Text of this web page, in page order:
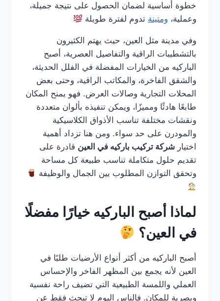
خطوة أساسية لضمان الحصول على نتيجة جميلة،
وعملية، ومتينة تدوم لفترة طويلة
وفي مدينة مثل العين، حيث يهتم الكثيرون
بالتشطيبات الراقية والتفاصيل العصرية، أصبح
الباركيه من الخيارات المفضلة في الفلل الحديثة،
والشقق الفاخرة، والمكاتب الراقية، وحتى بعض
المحلات التجارية وصالات العرض. فهو يمنح المكان
طابعًا هادئًا ومميزًا، ويمكن تنفيذه بألوان متعددة
ونقشات مختلفة تناسب الأذواق الكلاسيكية
والمودرن على حد سواء. ومن هنا تزداد أهمية
اختيار شركة تركيب باركيه في العين قادرة على
تقديم حلول متكاملة تناسب طبيعة كل مساحة
وتحقق التوازن المطلوب بين الجمال والوظيفة
لماذا أصبح الباركيه خيارًا مفضلًا
في العين؟
أصبح الباركيه من أكثر أنواع الأرضيات طلبًا في
العين لأنه يجمع بين المظهر الفاخر والإحساس
العملي واللمسة الطبيعية التي تضيف راحة نفسية
وبصرية للمكان. فالناس اليوم لا تبحث فقط عن